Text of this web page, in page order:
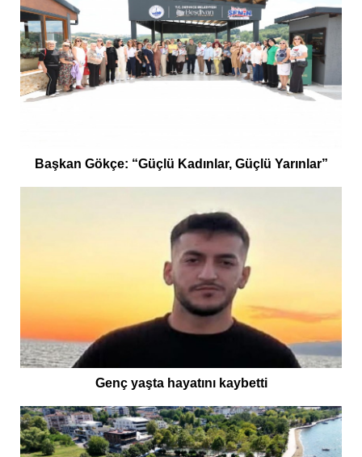
Başkan Gökçe: “Güçlü Kadınlar, Güçlü Yarınlar”
Genç yaşta hayatını kaybetti